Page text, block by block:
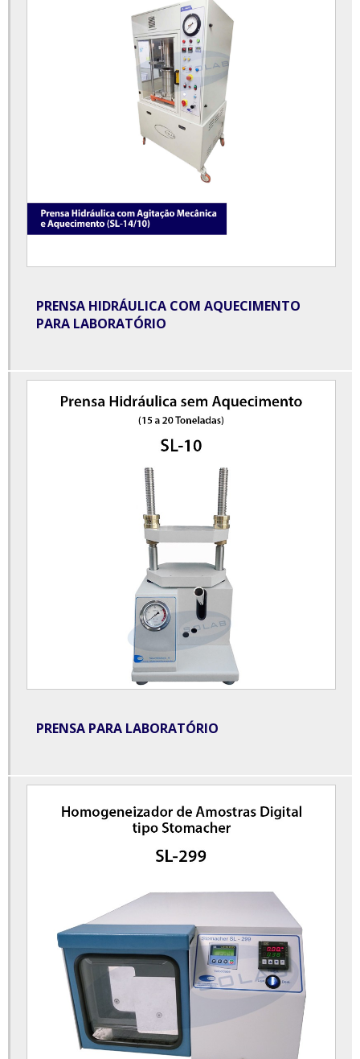
Câmara de germinação preço
Câmara de umidade saturada
Centrífuga de bancada para laboratório
Centrífuga para butirômetro
Centrífuga para laboratório preço
Comprar equipamentos para laboratório de análises clínicas
Destilador de água para laboratório
Destilador de óleos essenciais para laboratório
Destilador de óleos essenciais preço
Equipamentos para laboratório de análises clínicas
Equipamentos para laboratório de análises clínicas preços
Equipamentos para laboratório de química
Estufa à vácuo para laboratório
Estufa bacteriológica laboratório
Estufa com agitação tipo wagner
Estufa de esterilização e secagem
Extrator soxhlet para laboratório
Homogeneizador para laboratório
Incubadora shaker de bancada refrigerada
Liofilizador de alimentos
Liofilizador de alimentos preço
Liofilizador de bancada
Mesa agitadora orbital
Mesa para necrópsia
PRENSA HIDRÁULICA COM AQUECIMENTO
PARA LABORATÓRIO
PRENSA PARA LABORATÓRIO